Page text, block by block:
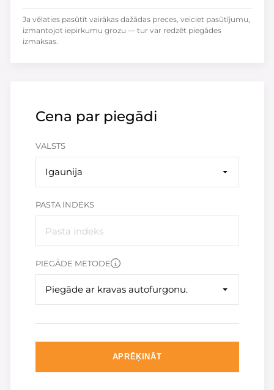
Cena par piegādi
VALSTS
Igaunija
PASTA INDEKS
PIEGĀDE METODE
Piegāde ar kravas autofurgonu.
APRĒĶINĀT
Ja vēlaties pasūtīt vairākas dažādas preces, veiciet pasūtījumu,
izmantojot iepirkumu grozu — tur var redzēt piegādes
izmaksas.